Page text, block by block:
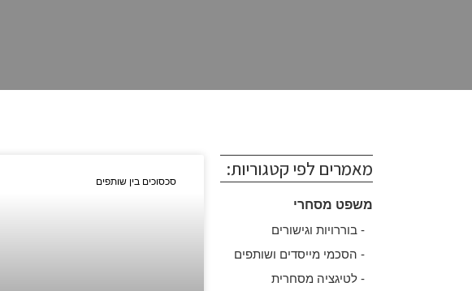
מאמרים לפי קטגוריות:
משפט מסחרי
- בוררויות וגישורים
- הסכמי מייסדים ושותפים
- לטיגציה מסחרית
סכסוכים בין שותפים